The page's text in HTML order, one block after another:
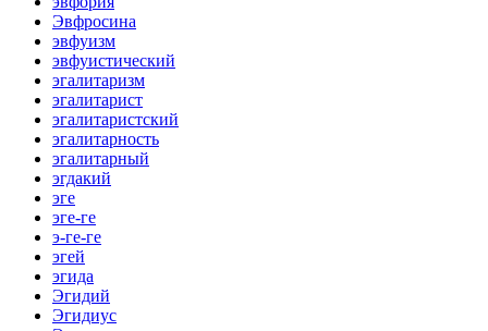
Эвфросина
эвфуизм
эвфуистический
эгалитаризм
эгалитарист
эгалитаристский
эгалитарность
эгалитарный
эгдакий
эге
эге-ге
э-ге-ге
эгей
эгида
Эгидий
Эгидиус